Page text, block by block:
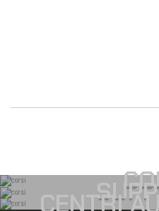
CENTRI